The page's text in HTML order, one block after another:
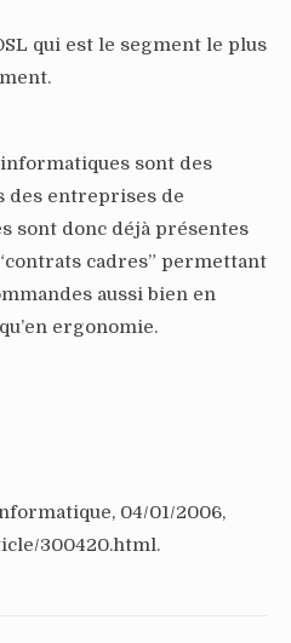
qui est le segment le plus
sont des
entreprises de
sont donc déjà présentes
cadres” permettant
aussi bien en
ergonomie.
04/01/2006,
300420.html.